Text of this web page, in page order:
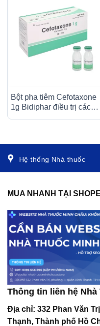
Bột pha tiêm Cefotaxone
1g Bidiphar điều trị các
bệnh nhiễm khuẩn nặng
Hệ thống Nhà thuốc
MUA NHANH TẠI
Thông tin liên hệ Nhà
Địa chỉ: 332 Phan Văn
Thạnh, Thành phố Hồ